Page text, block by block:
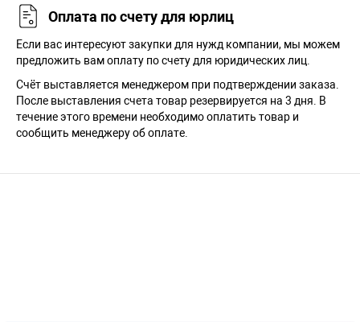
Оплата по счету для юрлиц
Если вас интересуют закупки для нужд компании, мы можем
предложить вам оплату по счету для юридических лиц.
Счёт выставляется менеджером при подтверждении заказа.
После выставления счета товар резервируется на 3 дня. В
течение этого времени необходимо оплатить товар и
сообщить менеджеру об оплате.